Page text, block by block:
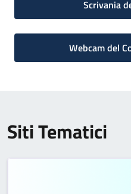
Scrivania
Webcam del
Siti Tematici